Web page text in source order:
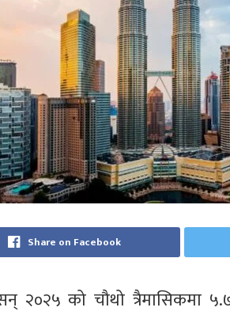
Share on Facebook
२०२५ को चौथो त्रैमासिकमा